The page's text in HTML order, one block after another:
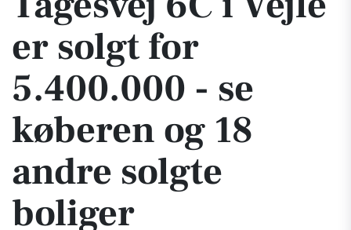
er solgt for
5.400.000 - se
køberen og 18
andre solgte
boliger